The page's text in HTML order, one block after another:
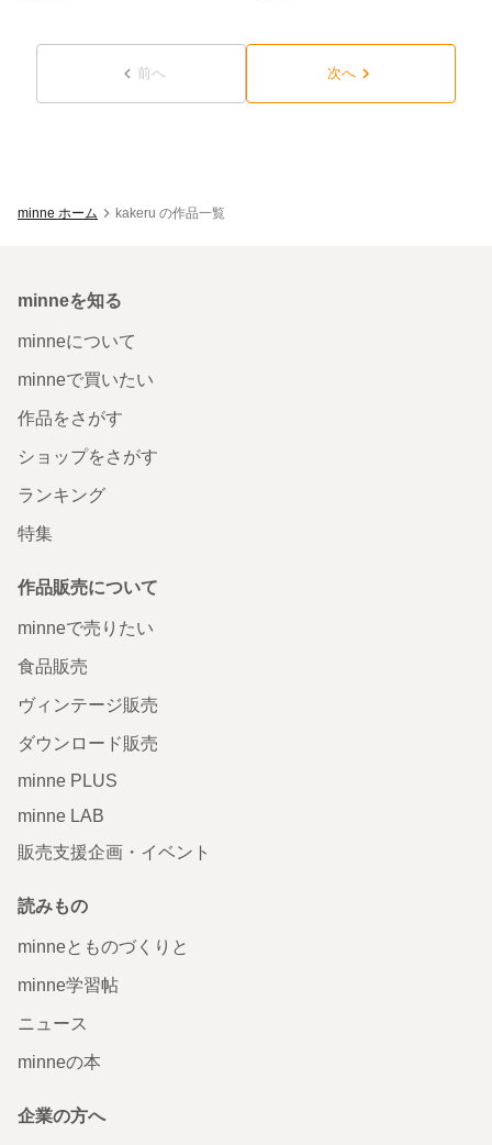
前へ 次へ
minne ホーム kakeru の作品一覧
minneを知る
minneについて
minneで買いたい
作品をさがす
ショップをさがす
ランキング
特集
作品販売について
minneで売りたい
食品販売
ヴィンテージ販売
ダウンロード販売
minne PLUS
minne LAB
販売支援企画・イベント
読みもの
minneとものづくりと
minne学習帖
ニュース
minneの本
企業の方へ